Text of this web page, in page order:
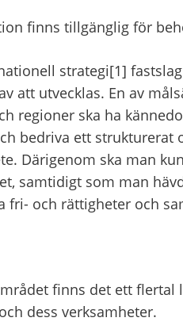
finns tillgänglig för
strategi[1]
att utvecklas. En av
regioner ska ha
bedriva ett strukturerat
Därigenom ska man
samtidigt som man
fri- och rättigheter och
finns det ett flertal
dess verksamheter.